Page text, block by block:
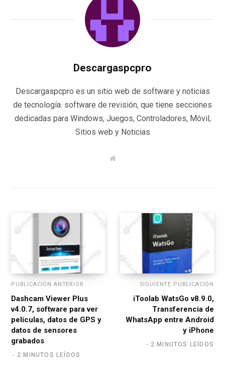
Descargaspcpro
Descargaspcpro es un sitio web de software y noticias
de tecnología. software de revisión, que tiene secciones
dedicadas para Windows, Juegos, Controladores, Móvil,
Sitios web y Noticias
W
PUBLICACIÓN ANTERIOR
Dashcam Viewer Plus
v4.0.7, software para ver
películas, datos de GPS y
datos de sensores
grabados
2 MINUTOS LEÍDOS
SIGUIENTE PUBLICACIÓN
iToolab WatsGo v8.9.0,
Transferencia de
WhatsApp entre Android
y iPhone
2 MINUTOS LEÍDOS